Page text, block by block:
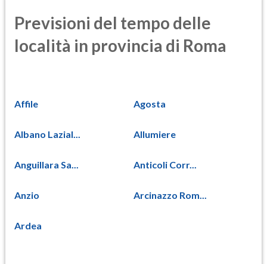
Previsioni del tempo delle
località in provincia di Roma
Affile Agosta
Albano Lazial... Allumiere
Anguillara Sa... Anticoli Corr...
Anzio Arcinazzo Rom...
Ardea